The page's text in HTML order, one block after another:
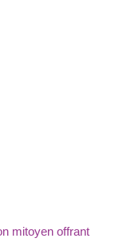
mitoyen offrant